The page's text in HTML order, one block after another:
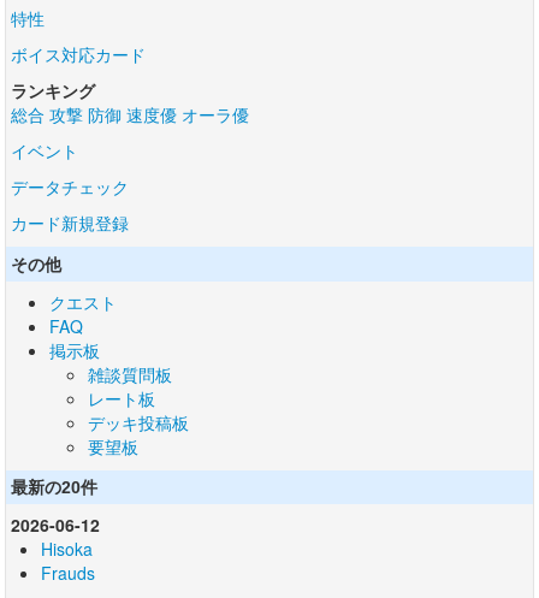
特性
ボイス対応カード
ランキング
総合 攻撃 防御 速度優 オーラ優
イベント
データチェック
カード新規登録
その他
クエスト
FAQ
掲示板
雑談質問板
レート板
デッキ投稿板
要望板
最新の20件
2026-06-12
Hisoka
Frauds